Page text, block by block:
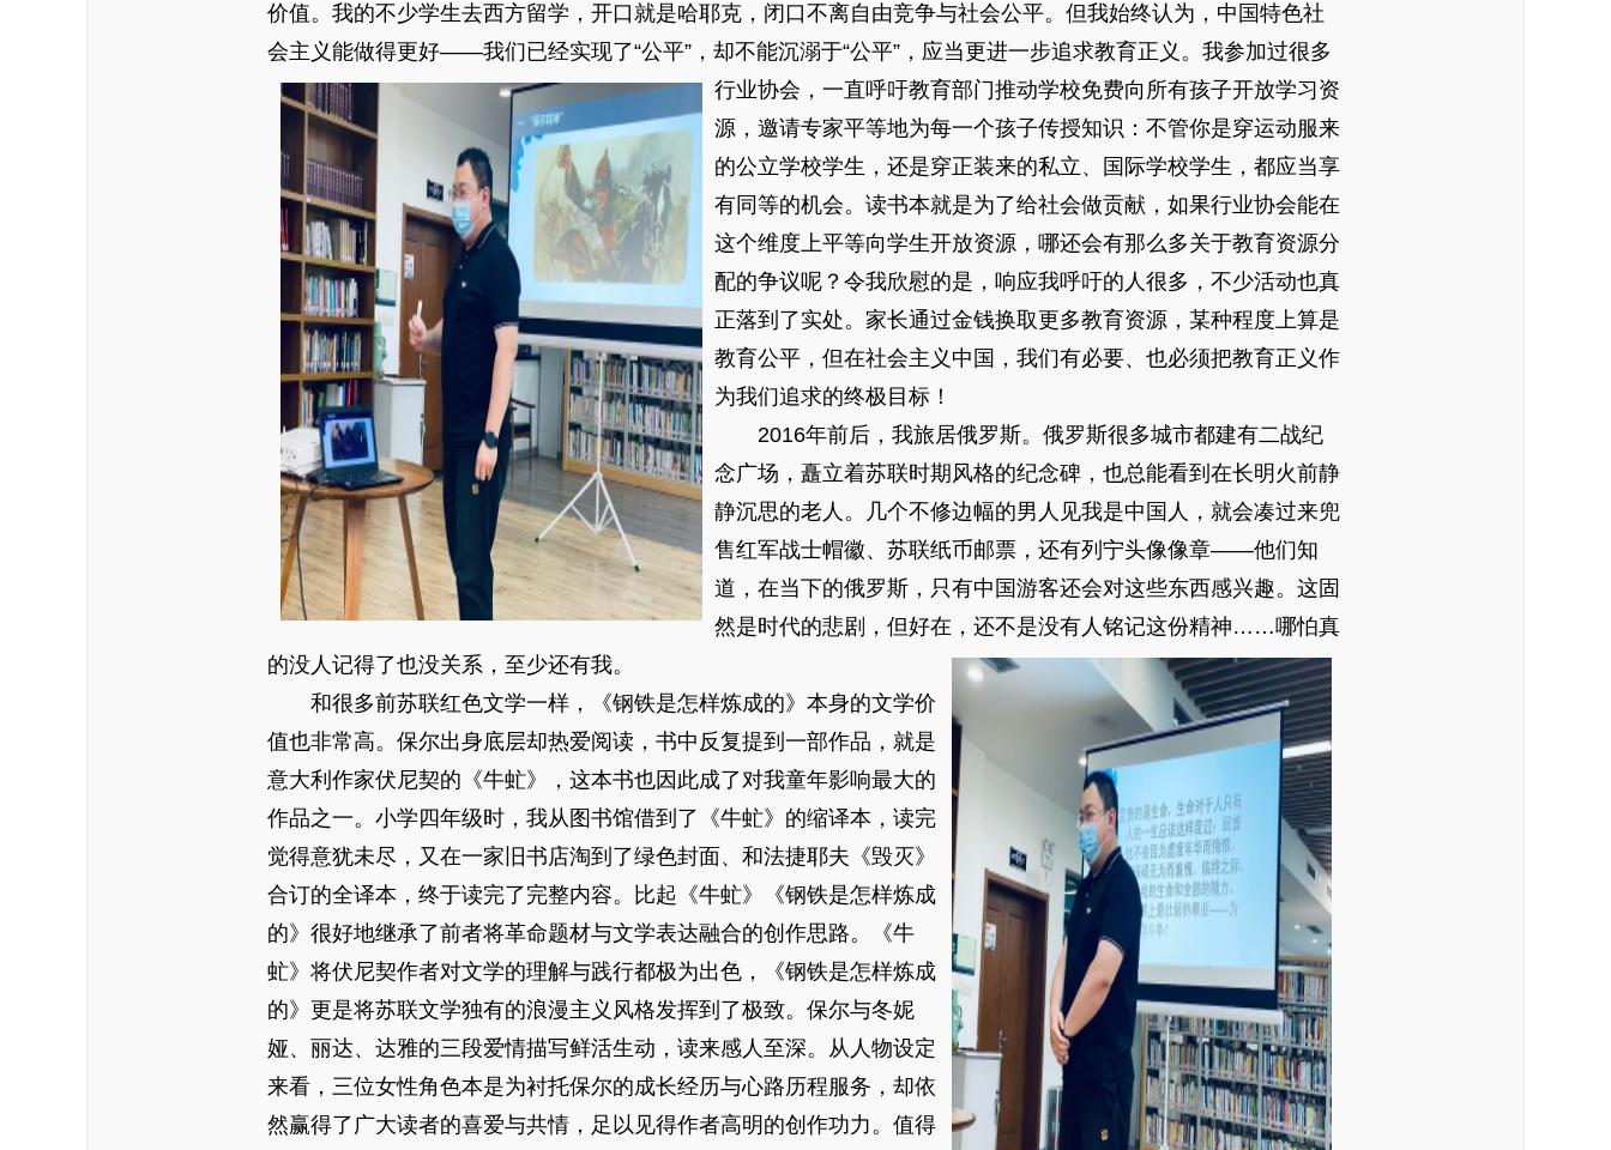
价值。我的不少学生去西方留学，开口就是哈耶克，闭口不离自由竞争与社会公平。但我始终认为，中国特色社
会主义能做得更好——我们已经实现了“公平”，却不能沉溺于“公平”，应当更进一步追求教育正义。 我参加过很多
行业协会，一直呼吁教育部门推动学校免费向所有孩子开放学习资
源，邀请专家平等地为每一个孩子传授知识：不管你是穿运动服来
的公立学校学生，还是穿正装来的私立、国际学校学生，都应当享
有同等的机会。读书本就是为了给社会做贡献，如果行业协会能在
这个维度上平等向学生开放资源，哪还会有那么多关于教育资源分
配的争议呢？令我欣慰的是，响应我呼吁的人很多，不少活动也真
正落到了实处。家长通过金钱换取更多教育资源，某种程度上算是
教育公平，但在社会主义中国，我们有必要、也必须把教育正义作
为我们追求的终极目标！
2016年前后，我旅居俄罗斯。俄罗斯很多城市都建有二战纪
念广场，矗立着苏联时期风格的纪念碑，也总能看到在长明火前静
静沉思的老人。几个不修边幅的男人见我是中国人，就会凑过来兜
售红军战士帽徽、苏联纸币邮票，还有列宁头像像章——他们知
道，在当下的俄罗斯，只有中国游客还会对这些东西感兴趣。这固
然是时代的悲剧，但好在，还不是没有人铭记这份精神……哪怕真
的没人记得了也没关系，至少还有我。
和很多前苏联红色文学一样，《钢铁是怎样炼成的》本身的文学价
值也非常高。保尔出身底层却热爱阅读，书中反复提到一部作品，就是
意大利作家伏尼契的《牛虻》，这本书也因此成了对我童年影响最大的
作品之一。小学四年级时，我从图书馆借到了《牛虻》的缩译本，读完
觉得意犹未尽，又在一家旧书店淘到了绿色封面、和法捷耶夫《毁灭》
合订的全译本，终于读完了完整内容。比起《牛虻》《钢铁是怎样炼成
的》很好地继承了前者将革命题材与文学表达融合的创作思路。《牛
虻》将伏尼契作者对文学的理解与践行都极为出色，《钢铁是怎样炼成
的》更是将苏联文学独有的浪漫主义风格发挥到了极致。保尔与冬妮
娅、丽达、达雅的三段爱情描写鲜活生动，读来感人至深。从人物设定
来看，三位女性角色本是为衬托保尔的成长经历与心路历程服务，却依
然赢得了广大读者的喜爱与共情，足以见得作者高明的创作功力。值得